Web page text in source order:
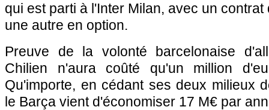
qui est parti à l'Inter Milan, avec un
une autre en option.
Preuve de la volonté barcelonaise
Chilien n'aura coûté qu'un million
Qu'importe, en cédant ses deux milieux
le Barça vient d'économiser 17 M€ par